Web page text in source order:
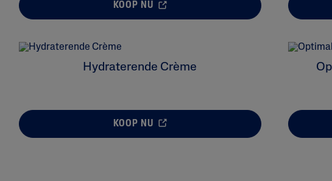
KOOP NU
Hydraterende Crème
KOOP NU